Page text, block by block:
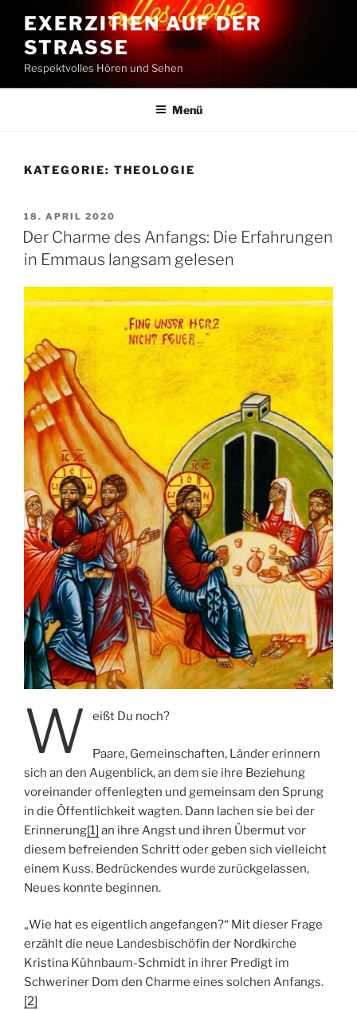
Inhalt
springen
EXERZITIEN AUF DER
STRASSE
Respektvolles Hören und Sehen
Menü
KATEGORIE: THEOLOGIE
VERÖFFENTLICHT
AM
18. APRIL 2020
Der Charme des Anfangs: Die Erfahrungen
in Emmaus langsam gelesen
W eißt Du noch?
Paare, Gemeinschaften, Länder erinnern
sich an den Augenblick, an dem sie ihre Beziehung
voreinander offenlegten und gemeinsam den Sprung
in die Öffentlichkeit wagten. Dann lachen sie bei der
Erinnerung[1] an ihre Angst und ihren Übermut vor
diesem befreienden Schritt oder geben sich vielleicht
einem Kuss. Bedrückendes wurde zurückgelassen,
Neues konnte beginnen.
„Wie hat es eigentlich angefangen?“ Mit dieser Frage
erzählt die neue Landesbischöfin der Nordkirche
Kristina Kühnbaum-Schmidt in ihrer Predigt im
Schweriner Dom den Charme eines solchen Anfangs.
[2]